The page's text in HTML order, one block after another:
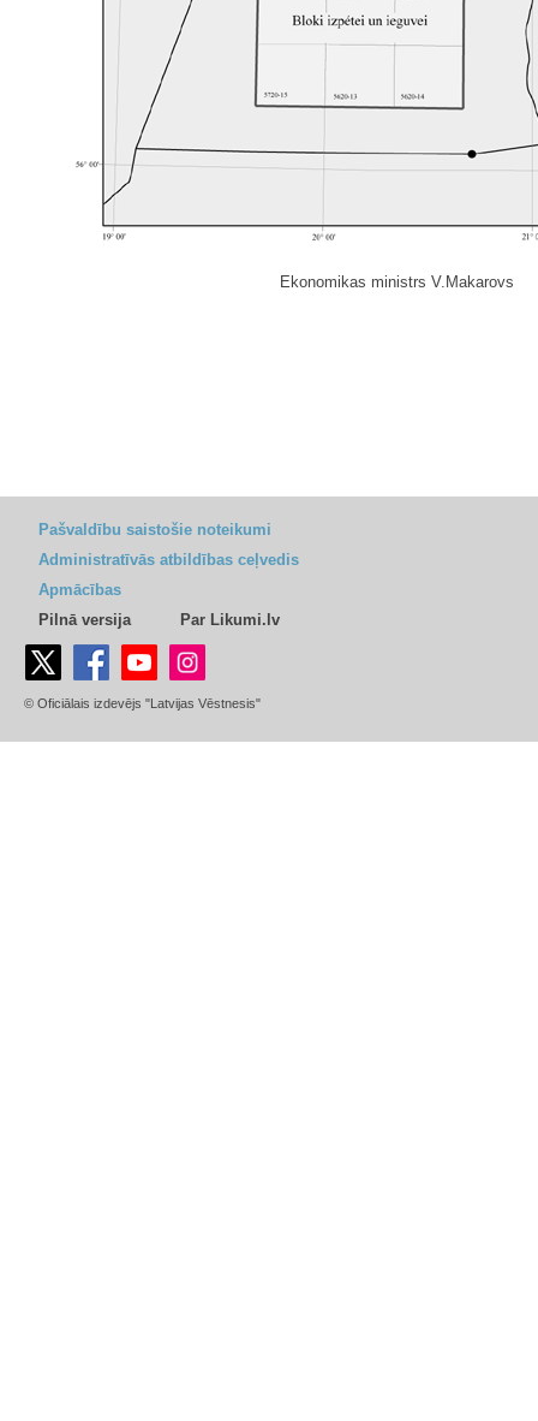
Ekonomikas ministrs V.Makarovs
Pašvaldību saistošie noteikumi
Administratīvās atbildības ceļvedis
Apmācības
Pilnā versija
Par Likumi.lv
© Oficiālais izdevējs "Latvijas Vēstnesis"